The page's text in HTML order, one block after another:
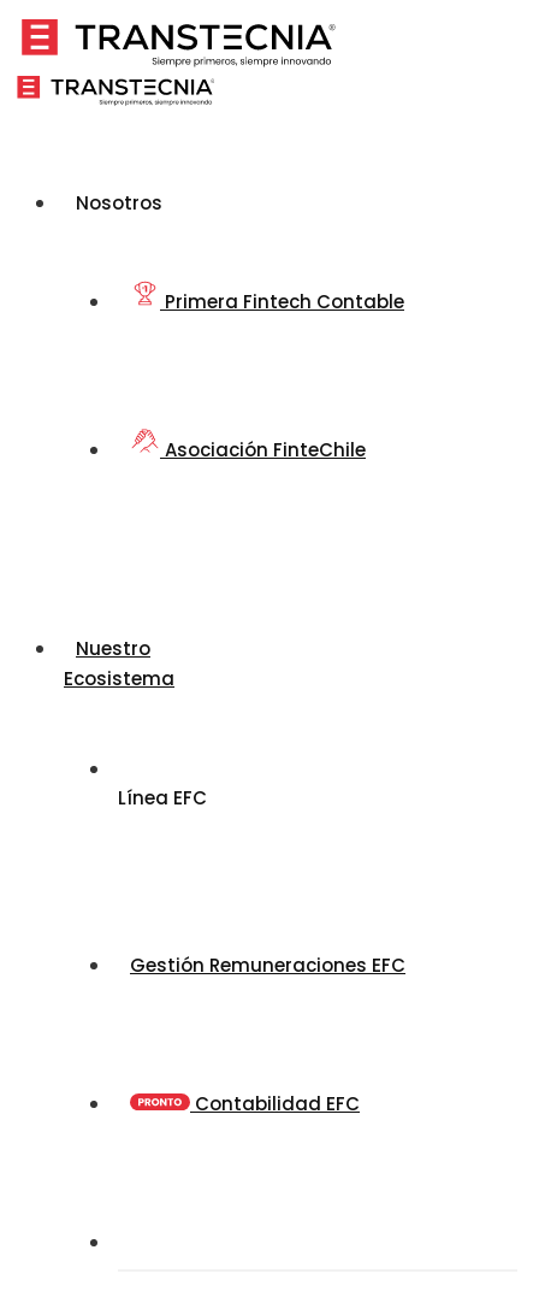
Nosotros
Primera Fintech Contable
Asociación FinteChile
Nuestro
Ecosistema
Línea EFC
Gestión Remuneraciones EFC
Contabilidad EFC